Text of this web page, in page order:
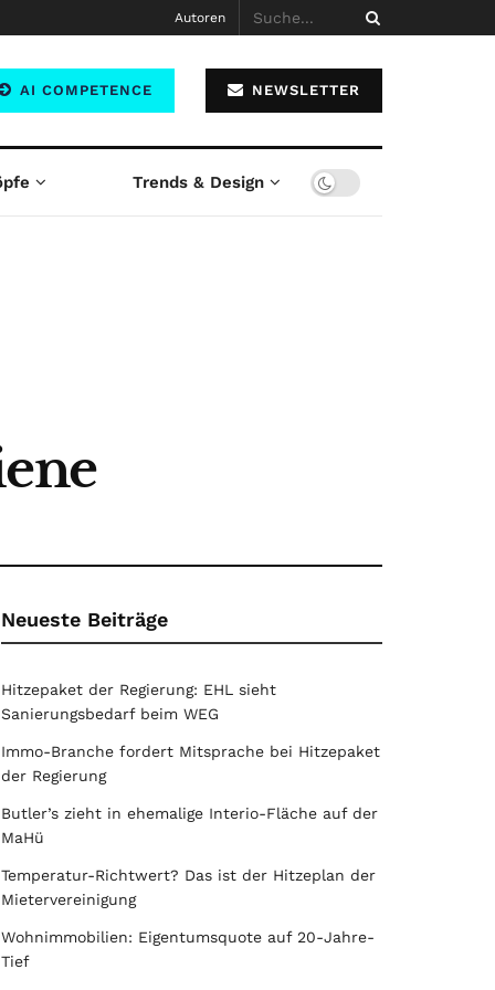
Autoren
AI COMPETENCE NEWSLETTER
Trends & Design
Neueste Beiträge
Hitzepaket der Regierung: EHL sieht
Sanierungsbedarf beim WEG
Immo-Branche fordert Mitsprache bei Hitzepaket
der Regierung
Butler’s zieht in ehemalige Interio-Fläche auf der
MaHü
Temperatur-Richtwert? Das ist der Hitzeplan der
Mietervereinigung
Wohnimmobilien: Eigentumsquote auf 20-Jahre-
Tief